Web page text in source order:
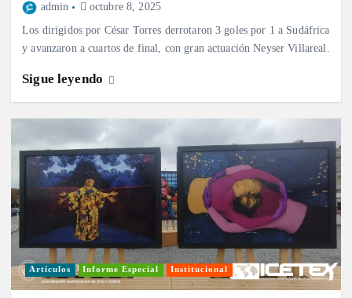
admin octubre 8, 2025
Los dirigidos por César Torres derrotaron 3 goles por 1 a Sudáfrica
y avanzaron a cuartos de final, con gran actuación Neyser Villareal.
Sigue leyendo
Artículos Informe Especial Institucional